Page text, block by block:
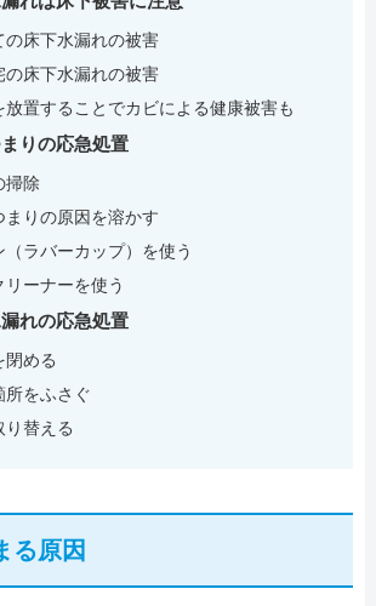
の床下水漏れの被害
の床下水漏れの被害
放置することでカビによる健康被害も
りの応急処置
掃除
まりの原因を溶かす
（ラバーカップ）を使う
リーナーを使う
れの応急処置
閉める
所をふさぐ
り替える
る原因